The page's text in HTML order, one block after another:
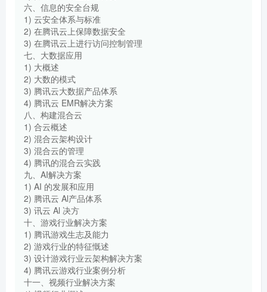
六、信息的安全台规
1) 云安全体系与标准
2) 在腾讯云上保障数据安全
3) 在腾讯云上进行访问控制管理
七、大数据应用
1) 大概述
2) 大数的模式
3) 腾讯云大数据产品体系
4) 腾讯云 EMR解决方案
八、构建混合云
1) 合云概述
2) 混合云架构设计
3) 混合云的管理
4) 腾讯的混合云实践
九、AI解决方案
1) AI 的发展和应用
2) 腾讯云 Al产品体系
3) 讯云 Al 决方
十、游戏行业解决方案
1) 腾讯游戏生志及能力
2) 游戏行业的特征慨述
3) 设计游戏行业云架构解决方案
4) 腾讯云游戏行业案例分析
十一、视频行业解决方案